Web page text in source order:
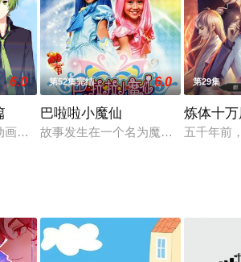
6.0
画《小绿和小蓝》确定将于8月上线。动画
第52集完结 6.0
巴啦啦小魔仙
故事发生在一个名为魔仙堡的魔法世
第29集
炼体十
五千年前